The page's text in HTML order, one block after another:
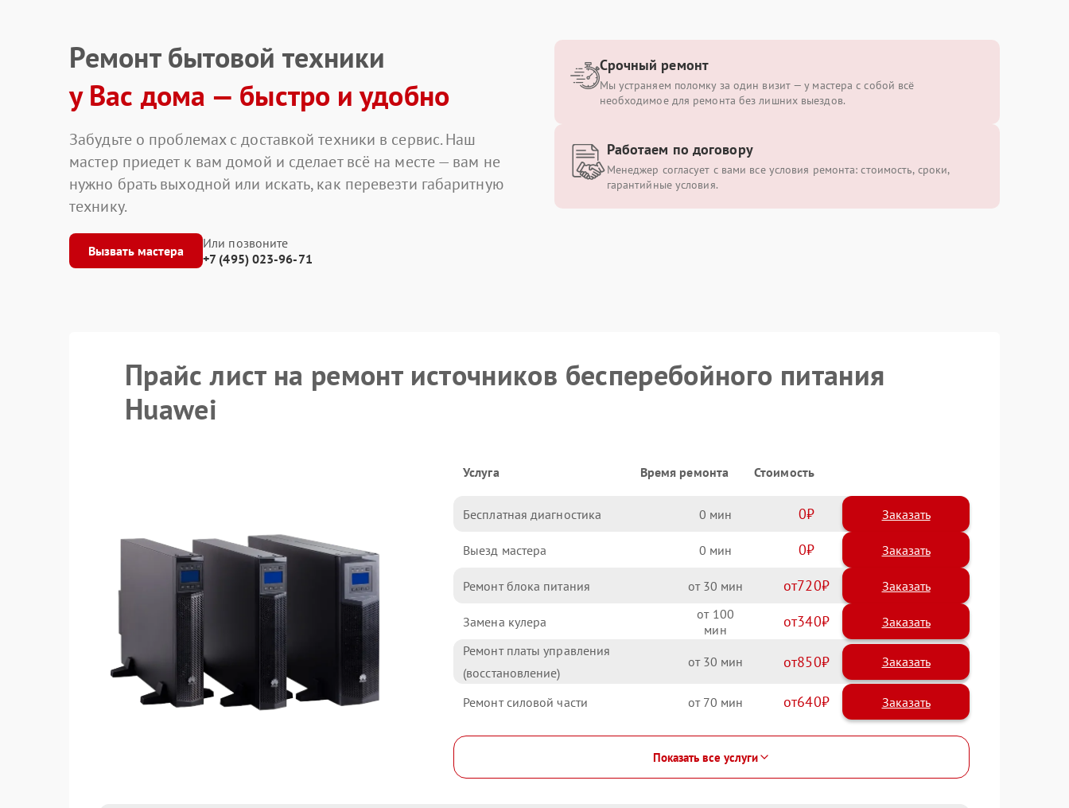
Ремонт бытовой техники
у Вас дома — быстро и удобно
Забудьте о проблемах с доставкой техники в сервис. Наш
мастер приедет к вам домой и сделает всё на месте — вам не
нужно брать выходной или искать, как перевезти габаритную
технику.
Вызвать мастера
Или позвоните
+7 (495) 023-96-71
Срочный ремонт
Мы устраняем поломку за один визит — у мастера с собой всё
необходимое для ремонта без лишних выездов.
Работаем по договору
Менеджер согласует с вами все условия ремонта: стоимость, сроки,
гарантийные условия.
Прайс лист на ремонт источников бесперебойного питания
Huawei
Услуга Время ремонта Стоимость
Бесплатная диагностика 0 0 Заказать
Выезд мастера 0 0 Заказать
Ремонт блока питания 30 720
Замена кулера 100 340
Ремонт платы управления
(восстановление)
30 850
Ремонт силовой части 70 640
Показать все услуги